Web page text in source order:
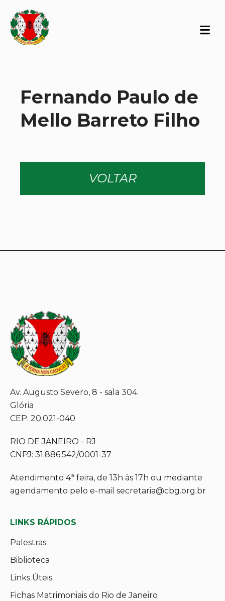
Fernando Paulo de
Mello Barreto Filho
VOLTAR
Av. Augusto Severo, 8 - sala 304.
Glória
CEP: 20.021-040
RIO DE JANEIRO - RJ
CNPJ: 31.886.542/0001-37
Atendimento 4ª feira, de 13h às 17h ou mediante
agendamento pelo e-mail secretaria@cbg.org.br
LINKS RÁPIDOS
Palestras
Biblioteca
Links Úteis
Fichas Matrimoniais do Rio de Janeiro